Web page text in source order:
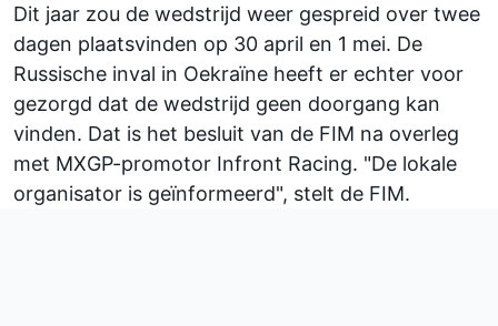
Dit jaar zou de wedstrijd weer gespreid over twee
dagen plaatsvinden op 30 april en 1 mei. De
Russische inval in Oekraïne heeft er echter voor
gezorgd dat de wedstrijd geen doorgang kan
vinden. Dat is het besluit van de FIM na overleg
met MXGP-promotor Infront Racing. "De lokale
organisator is geïnformeerd", stelt de FIM.